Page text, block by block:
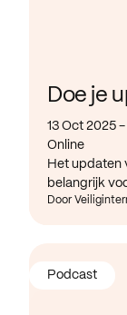
Doe je
13 Oct 2025
Online
Het updaten
belangrijk
Door
Podcast